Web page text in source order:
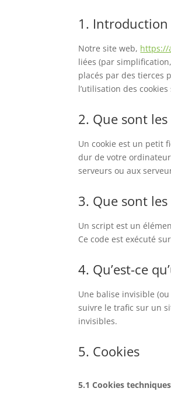
1. Introduction
Notre site web, https://
liées (par
placés par des tierces
l’utilisation des
2. Que sont les
Un cookie est un petit
dur de votre
serveurs ou aux
3. Que sont les
Un script est un
Ce code est exécuté
4. Qu’est-ce
Une balise invisible
suivre le trafic sur un
invisibles.
5. Cookies
5.1 Cookies